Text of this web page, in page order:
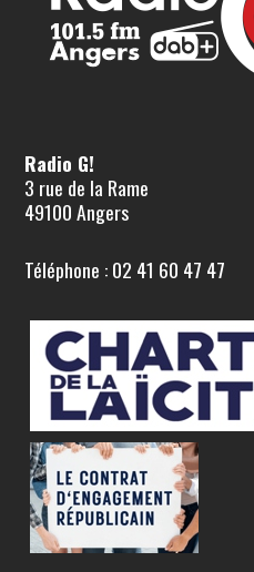
Radio G!
3 rue de la Rame
49100 Angers
Téléphone : 02 41 60 47 47